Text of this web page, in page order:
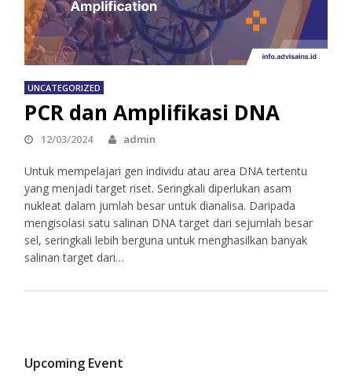
UNCATEGORIZED
PCR dan Amplifikasi DNA
12/03/2024 admin
Untuk mempelajari gen individu atau area DNA tertentu
yang menjadi target riset. Seringkali diperlukan asam
nukleat dalam jumlah besar untuk dianalisa. Daripada
mengisolasi satu salinan DNA target dari sejumlah besar
sel, seringkali lebih berguna untuk menghasilkan banyak
salinan target dari…
Upcoming Event